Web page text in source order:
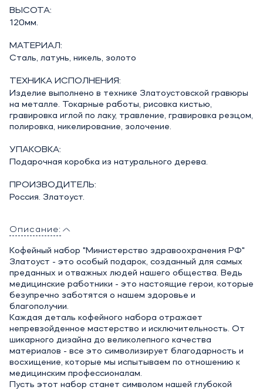
ВЫСОТА:
120мм.
МАТЕРИАЛ:
Сталь, латунь, никель, золото
ТЕХНИКА ИСПОЛНЕНИЯ:
Изделие выполнено в технике Златоустовской гравюры
на металле. Токарные работы, рисовка кистью,
гравировка иглой по лаку, травление, гравировка резцом,
полировка, никелирование, золочение.
УПАКОВКА:
Подарочная коробка из натурального дерева.
ПРОИЗВОДИТЕЛЬ:
Россия. Златоуст.
Описание:
Кофейный набор "Министерство здравоохранения РФ"
Златоуст - это особый подарок, созданный для самых
преданных и отважных людей нашего общества. Ведь
медицинские работники - это настоящие герои, которые
безупречно заботятся о нашем здоровье и
благополучии.
Каждая деталь кофейного набора отражает
непревзойденное мастерство и исключительность. От
шикарного дизайна до великолепного качества
материалов - все это символизирует благодарность и
восхищение, которые мы испытываем по отношению к
медицинским профессионалам.
Пусть этот набор станет символом нашей глубокой